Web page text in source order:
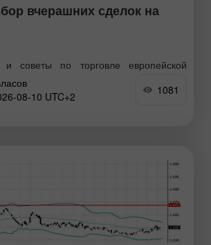
вчерашних сделок на
и советы по торговле европейской
1.1533 пришелся на момент, когда
только начинал движение вверх от
08-10 UTC+2
1081